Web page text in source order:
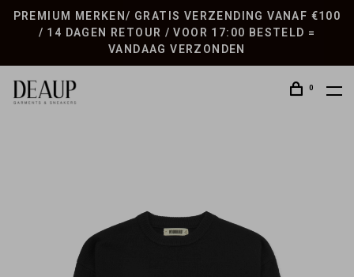
PREMIUM MERKEN/ GRATIS VERZENDING VANAF €100
/ 14 DAGEN RETOUR / VOOR 17:00 BESTELD =
VANDAAG VERZONDEN
0